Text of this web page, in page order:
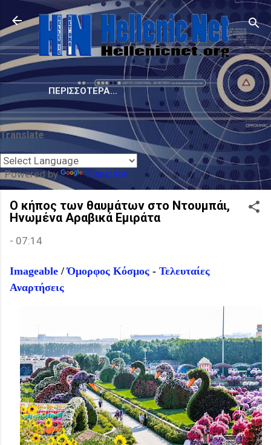
Μετάβαση στο κύριο περιεχόμενο
ΠΕΡΙΣΣΌΤΕΡΑ…
Translate
Powered by Translate
Ο κήπος των θαυμάτων στο Ντουμπάι,
Ηνωμένα Αραβικά Εμιράτα
- 07:14
Imageable /Όμορφος Κόσμος - Τελευταίες
Αναρτήσεις